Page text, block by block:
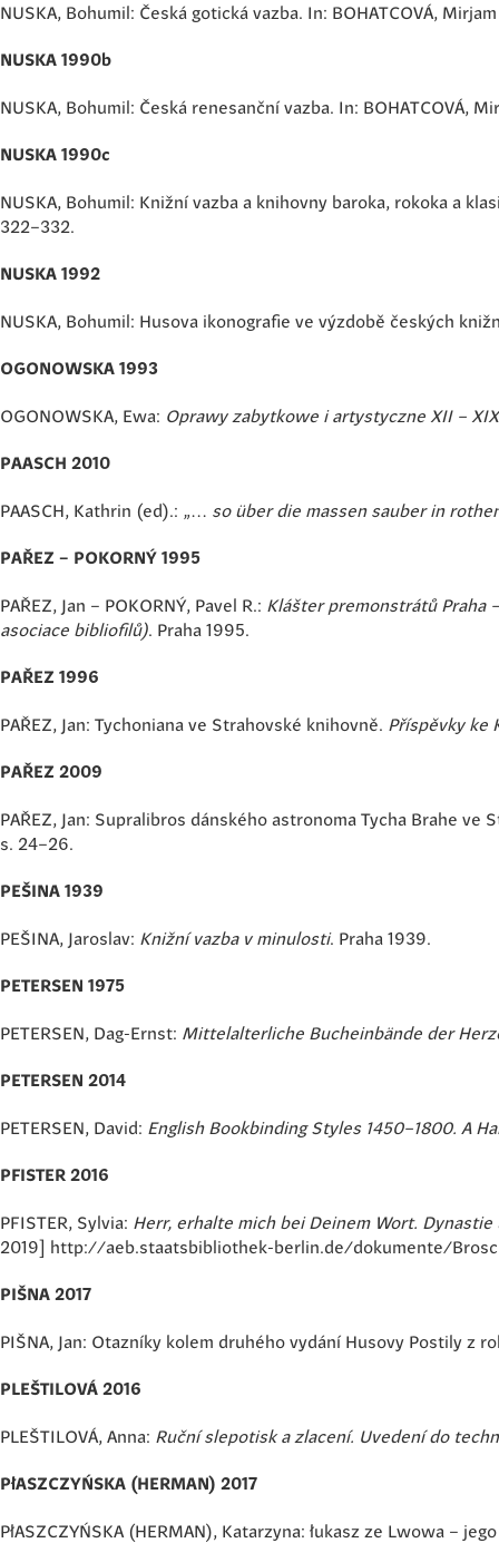
NUSKA, Bohumil: Česká gotická vazba. In: BOHATCOVÁ,
NUSKA 1990b
NUSKA, Bohumil: Česká renesanční vazba. In: BOHATCOVÁ,
NUSKA 1990c
NUSKA, Bohumil: Knižní vazba a knihovny baroka, rokoka a
322–332.
NUSKA 1992
NUSKA, Bohumil: Husova ikonografie ve výzdobě českých
OGONOWSKA 1993
OGONOWSKA, Ewa: Oprawy zabytkowe i artystyczne XII –
PAASCH 2010
PAASCH, Kathrin (ed).: „… so über die massen sauber in
PAŘEZ – POKORNÝ 1995
PAŘEZ, Jan – POKORNÝ, Pavel R.: Klášter premonstrátů Praha
asociace bibliofilů) . Praha 1995.
PAŘEZ 1996
PAŘEZ, Jan: Tychoniana ve Strahovské knihovně. Příspěvky ke
PAŘEZ 2009
PAŘEZ, Jan: Supralibros dánského astronoma Tycha Brahe ve
s. 24–26.
PEŠINA 1939
PEŠINA, Jaroslav: Knižní vazba v minulosti. Praha 1939.
PETERSEN 1975
PETERSEN, Dag-Ernst: Mittelalterliche Bucheinbände der
PETERSEN 2014
PETERSEN, David: English Bookbinding Styles 1450–1800. A
PFISTER 2016
PFISTER, Sylvia: Herr, erhalte mich bei Deinem Wort.
2019] http://aeb.staatsbibliothek-berlin.de/dokumente/
PIŠNA 2017
PIŠNA, Jan: Otazníky kolem druhého vydání Husovy Postily z
PLEŠTILOVÁ 2016
PLEŠTILOVÁ, Anna: Ruční slepotisk a zlacení. Uvedení do
PłASZCZYŃSKA (HERMAN) 2017
PłASZCZYŃSKA (HERMAN), Katarzyna: łukasz ze Lwowa –